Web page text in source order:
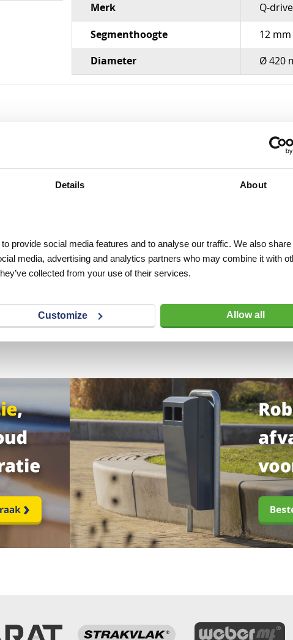
Details About
provide social media features and to analyse our traffic. We also share
media, advertising and analytics partners who may combine it with
collected from your use of their services.
Customize Allow all
Merk Q-drive
Segmenthoogte 12 mm
Diameter Ø 420
Diamantblad Keramisch
Blauw Asgat Q-Drive Ø 420
mm
€ 320,00